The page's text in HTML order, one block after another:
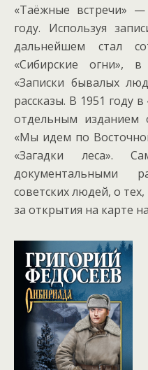
«Таёжные встречи»
году. Используя
дальнейшем стал
«Сибирские огни»,
«Записки бывалых
рассказы. В 1951 году
отдельным изданием
«Мы идем по
«Загадки леса».
документальными
советских людей, о
за открытия на карте